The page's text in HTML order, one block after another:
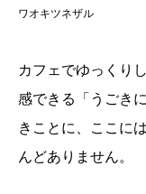
ワオキツネザル
カフェでゆっくり
感できる「うごき
きことに、ここに
んどありません。